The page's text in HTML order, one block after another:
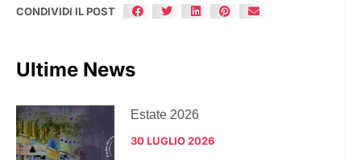
CONDIVIDI IL POST
Ultime News
Estate 2026
30 LUGLIO 2026